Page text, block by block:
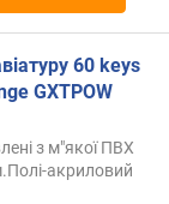
60 keys
GXTPOW
з м"якої ПВХ
акриловий